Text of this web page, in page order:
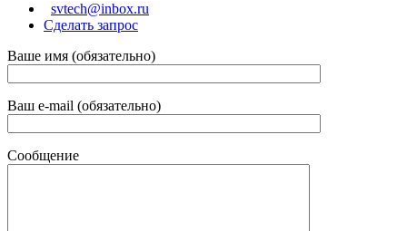
svtech@inbox.ru
Сделать запрос
Ваше имя (обязательно)
Ваш e-mail (обязательно)
Сообщение